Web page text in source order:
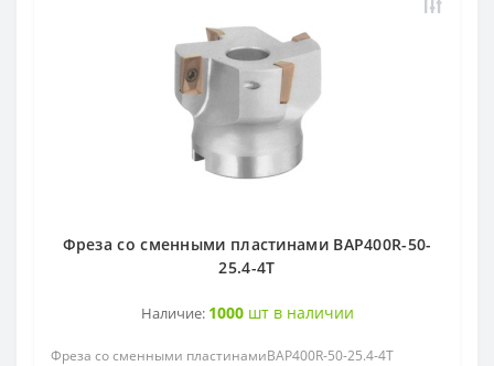
Фреза со сменными пластинами BAP400R-50-
25.4-4T
Наличие: 1000шт в наличии
Фреза со сменными пластинамиBAP400R-50-25.4-4T